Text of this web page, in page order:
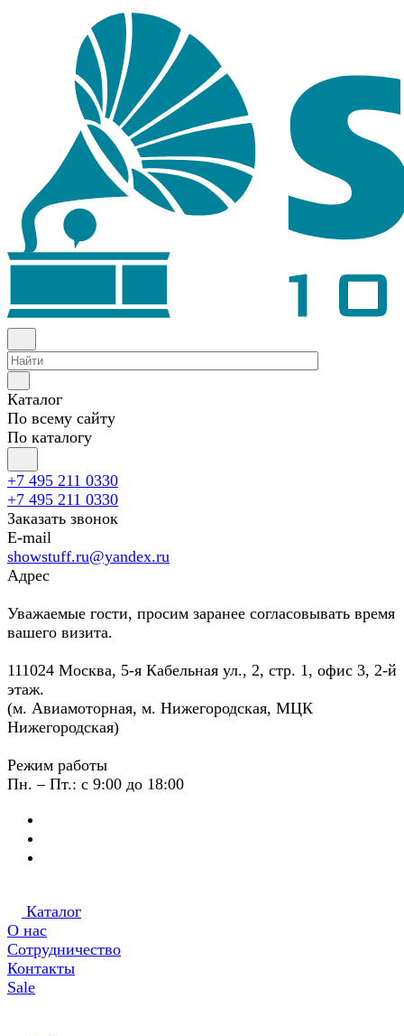
Каталог
По всему сайту
По каталогу
+7 495 211 0330
+7 495 211 0330
Заказать звонок
E-mail
showstuff.ru@yandex.ru
Адрес
Уважаемые гости, просим заранее согласовывать время
вашего визита.
111024 Москва, 5-я Кабельная ул., 2, стр. 1, офис 3, 2-й
этаж.
(м. Авиамоторная, м. Нижегородская, МЦК
Нижегородская)
Режим работы
Пн. – Пт.: с 9:00 до 18:00
Каталог
О нас
Сотрудничество
Контакты
Sale